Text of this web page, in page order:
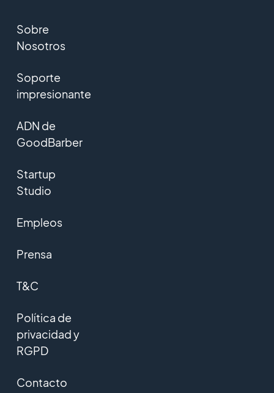
Sobre
Nosotros
Soporte
impresionante
ADN de
GoodBarber
Startup
Studio
Empleos
Prensa
T&C
Política de
privacidad y
RGPD
Contacto